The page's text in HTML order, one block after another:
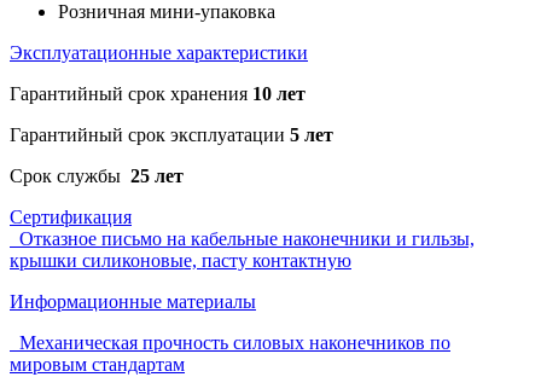
Розничная мини-упаковка
Эксплуатационные характеристики
Гарантийный срок хранения 10 лет
Гарантийный срок эксплуатации 5 лет
Срок службы 25 лет
Сертификация
Отказное письмо на кабельные наконечники и гильзы,
крышки силиконовые, пасту контактную
Информационные материалы
Механическая прочность силовых наконечников по
мировым стандартам